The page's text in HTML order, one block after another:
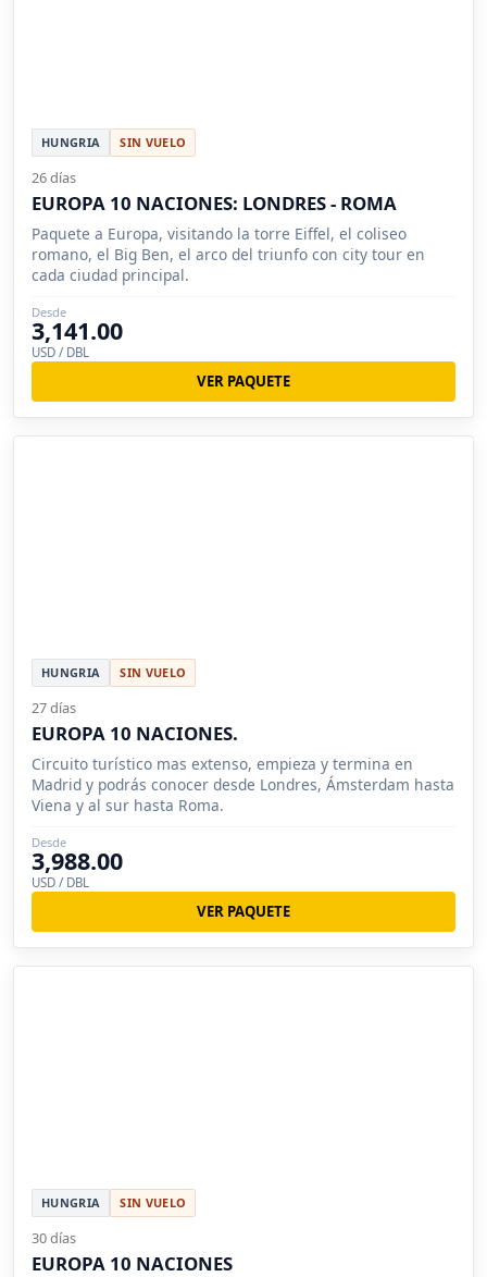
HUNGRIA SIN VUELO
26 días
EUROPA 10 NACIONES: LONDRES - ROMA
Paquete a Europa, visitando la torre Eiffel, el coliseo
romano, el Big Ben, el arco del triunfo con city tour en
cada ciudad principal.
Desde
3,141.00
USD / DBL
VER PAQUETE
HUNGRIA SIN VUELO
27 días
EUROPA 10 NACIONES.
Circuito turístico mas extenso, empieza y termina en
Madrid y podrás conocer desde Londres, Ámsterdam hasta
Viena y al sur hasta Roma.
Desde
3,988.00
USD / DBL
VER PAQUETE
HUNGRIA SIN VUELO
30 días
EUROPA 10 NACIONES